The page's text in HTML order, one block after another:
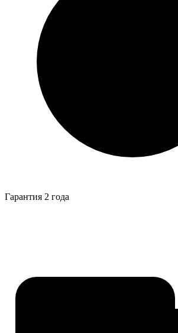
Гарантия 2 года